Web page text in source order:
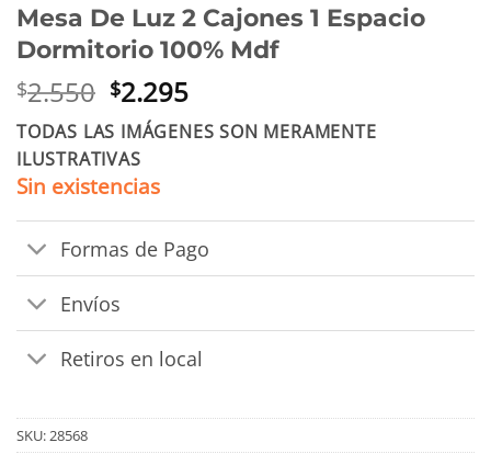
Mesa De Luz 2 Cajones 1 Espacio
Dormitorio 100% Mdf
$2.550 El
precio
original
era:
$2.550.
$2.295El
precio
actual
TODAS LAS IMÁGENES SON MERAMENTE
ILUSTRATIVAS
Sin existencias
Formas de Pago
Envíos
Retiros en local
SKU:28568